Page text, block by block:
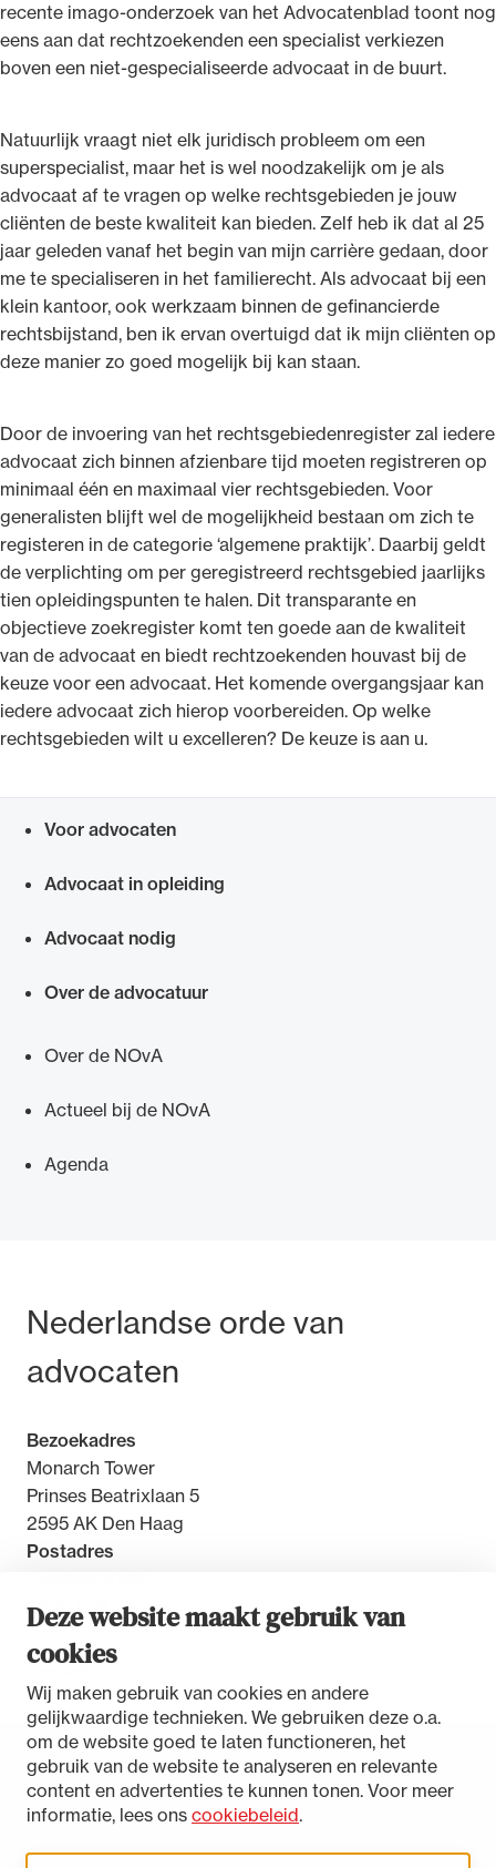
Deze website maakt gebruik van
cookies
Wij maken gebruik van cookies en andere
gelijkwaardige technieken. We gebruiken deze o.a.
om de website goed te laten functioneren, het
gebruik van de website te analyseren en relevante
content en advertenties te kunnen tonen. Voor meer
informatie, lees ons cookiebeleid.
recente imago-onderzoek van het Advocatenblad toont nog
eens aan dat rechtzoekenden een specialist verkiezen
boven een niet-gespecialiseerde advocaat in de buurt.
Natuurlijk vraagt niet elk juridisch probleem om een
superspecialist, maar het is wel noodzakelijk om je als
advocaat af te vragen op welke rechtsgebieden je jouw
cliënten de beste kwaliteit kan bieden. Zelf heb ik dat al 25
jaar geleden vanaf het begin van mijn carrière gedaan, door
me te specialiseren in het familierecht. Als advocaat bij een
klein kantoor, ook werkzaam binnen de gefinancierde
rechtsbijstand, ben ik ervan overtuigd dat ik mijn cliënten op
deze manier zo goed mogelijk bij kan staan.
Door de invoering van het rechtsgebiedenregister zal iedere
advocaat zich binnen afzienbare tijd moeten registreren op
minimaal één en maximaal vier rechtsgebieden. Voor
generalisten blijft wel de mogelijkheid bestaan om zich te
registeren in de categorie ‘algemene praktijk’. Daarbij geldt
de verplichting om per geregistreerd rechtsgebied jaarlijks
tien opleidingspunten te halen. Dit transparante en
objectieve zoekregister komt ten goede aan de kwaliteit
van de advocaat en biedt rechtzoekenden houvast bij de
keuze voor een advocaat. Het komende overgangsjaar kan
iedere advocaat zich hierop voorbereiden. Op welke
rechtsgebieden wilt u excelleren? De keuze is aan u.
Voor advocaten
Advocaat in opleiding
Advocaat nodig
Over de advocatuur
Over de NOvA
Actueel bij de NOvA
Agenda
Bezoek- en postadres
Nederlandse orde van
advocaten
Bezoekadres
Monarch Tower
Prinses Beatrixlaan 5
2595 AK Den Haag
Postadres
2500 GW Den Haag
Toegankelijkheidsverklaring
Disclaimer